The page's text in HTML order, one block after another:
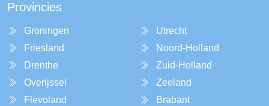
Provincies
Groningen
Friesland
Drenthe
Overijssel
Flevoland
Utrecht
Noord-Holland
Zuid-Holland
Zeeland
Brabant